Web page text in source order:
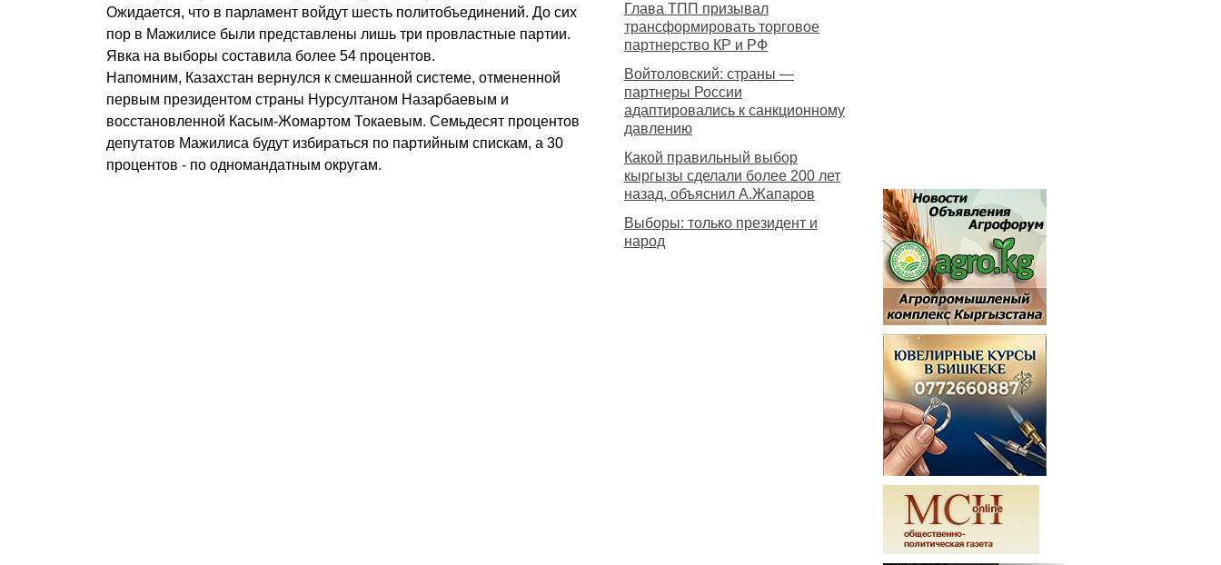
Ожидается, что в парламент войдут шесть политобъединений. До сих
пор в Мажилисе были представлены лишь три провластные партии.
Явка на выборы составила более 54 процентов.
Напомним, Казахстан вернулся к смешанной системе, отмененной
первым президентом страны Нурсултаном Назарбаевым и
восстановленной Касым-Жомартом Токаевым. Семьдесят процентов
депутатов Мажилиса будут избираться по партийным спискам, а 30
процентов - по одномандатным округам.
Глава ТПП призывал
трансформировать торговое
партнерство КР и РФ
Войтоловский: страны —
партнеры России
адаптировались к санкционному
давлению
Какой правильный выбор
кыргызы сделали более 200 лет
назад, объяснил А.Жапаров
Выборы: только президент и
народ